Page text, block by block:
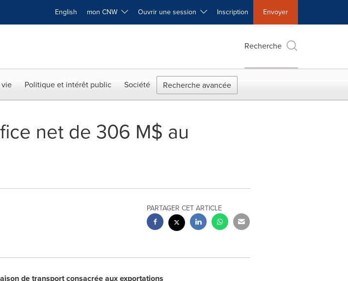
English mon CNW Ouvrir une session Inscription Envoyer
Recherche
Politique et intérêt public Société Recherche avancée
net de 306 M$ au
PARTAGER CET ARTICLE
de transport consacrée aux exportations